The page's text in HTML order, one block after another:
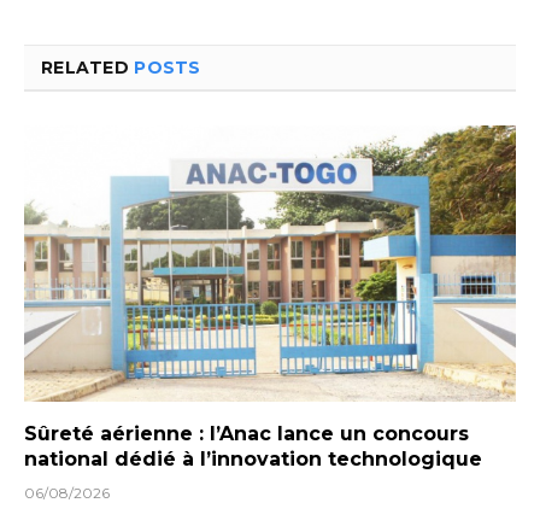
RELATED POSTS
Sûreté aérienne : l’Anac lance un concours
national dédié à l’innovation technologique
06/08/2026